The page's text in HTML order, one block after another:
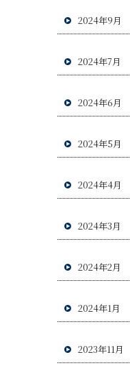
2024年9月
2024年7月
2024年6月
2024年5月
2024年4月
2024年3月
2024年2月
2024年1月
2023年11月